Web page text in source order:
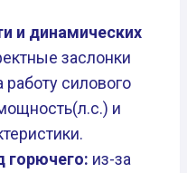
и динамических
заслонки
работу силового
и
горючего: из-за